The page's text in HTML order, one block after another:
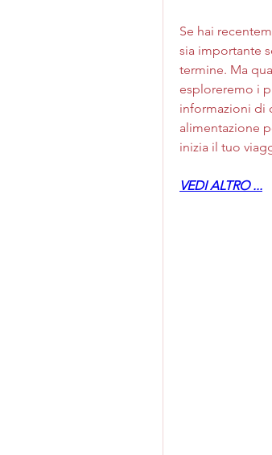
Se hai
sia importante
termine. Ma
esploreremo i
informazioni di
alimentazione
inizia il tuo
VEDI ALTRO ...